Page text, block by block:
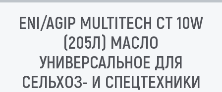
ENI/AGIP MULTITECH CT 10W
(205Л) МАСЛО
УНИВЕРСАЛЬНОЕ ДЛЯ
СЕЛЬХОЗ- И СПЕЦТЕХНИКИ